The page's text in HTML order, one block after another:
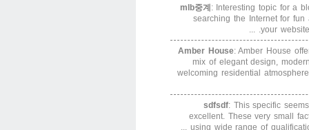
mlb중계 : Interesting topic for a
searching the Internet for fun
your
Amber House: Amber House
mix of elegant design,
welcoming residential
sdfsdf: This specific
excellent. These very small
using wide range of